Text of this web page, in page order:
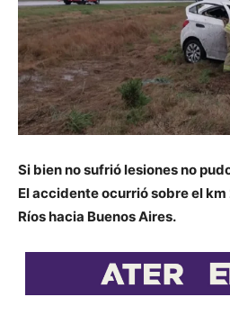
Si bien no sufrió lesiones no
El accidente ocurrió sobre el km
Ríos hacia Buenos Aires.